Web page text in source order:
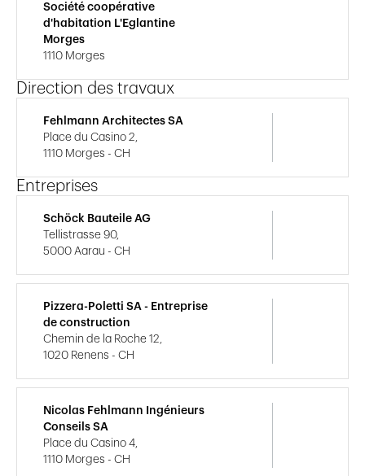
Société coopérative
d'habitation L'Eglantine
Morges
1110 Morges
Direction des travaux
Fehlmann Architectes SA
Place du Casino 2,
1110 Morges - CH
Entreprises
Schöck Bauteile AG
Tellistrasse 90,
5000 Aarau - CH
Pizzera-Poletti SA - Entreprise
de construction
Chemin de la Roche 12,
1020 Renens - CH
Nicolas Fehlmann Ingénieurs
Conseils SA
Place du Casino 4,
1110 Morges - CH